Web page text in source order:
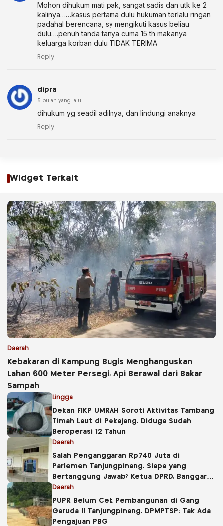
Mohon dihukum mati pak, sangat sadis dan utk ke 2
kalinya……kasus pertama dulu hukuman terlalu ringan
padahal berencana, sy mengikuti kasus beliau
dulu….penuh tanda tanya cuma 15 th makanya
keluarga korban dulu TIDAK TERIMA
Reply
dipra
5 bulan yang lalu
dihukum yg seadil adilnya, dan lindungi anaknya
Reply
Widget Terkait
Daerah
Kebakaran di Kampung Bugis Menghanguskan
Lahan 600 Meter Persegi, Api Berawal dari Bakar
Sampah
Lingga
Dekan FIKP UMRAH Soroti Aktivitas Tambang
Timah Laut di Pekajang, Diduga Sudah
Beroperasi 12 Tahun
Daerah
Salah Penganggaran Rp740 Juta di
Parlemen Tanjungpinang, Siapa yang
Bertanggung Jawab? Ketua DPRD, Banggar
atau Sekretaris DPRD?
Daerah
PUPR Belum Cek Pembangunan di Gang
Garuda II Tanjungpinang, DPMPTSP: Tak Ada
Pengajuan PBG